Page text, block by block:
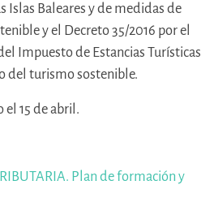
Islas Baleares y de medidas de
y el Decreto 35/2016 por el
Impuesto de Estancias Turísticas
del turismo sostenible.
el 15 de abril.
Plan de formación y